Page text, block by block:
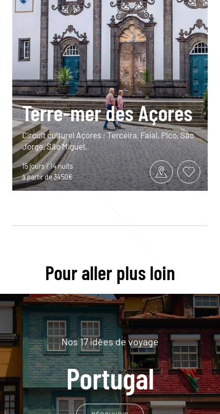
Terre-mer des Açores
Circuit culturel Açores : Terceira, Faial, Pico, São
Jorge, São Miguel.
15 jours / 14 nuits
à partir de 3450€
Pour aller plus loin
Nos 17 idées de voyage
Portugal